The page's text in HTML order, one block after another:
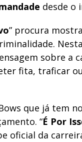
desde o
” procura
sobre a
fita, traficar
que já tem
“É Por
oficial da